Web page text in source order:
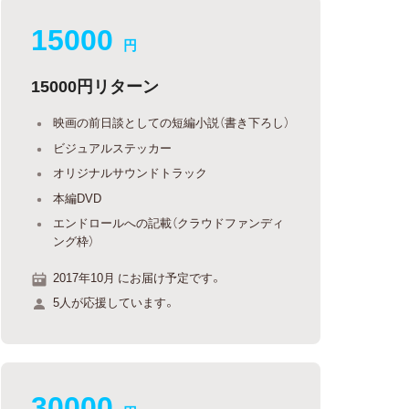
15000 円
15000円リターン
映画の前日談としての短編小説（書き下ろし）
ビジュアルステッカー
オリジナルサウンドトラック
本編DVD
エンドロールへの記載（クラウドファンディ
ング枠）
2017年10月 にお届け予定です。
5人が応援しています。